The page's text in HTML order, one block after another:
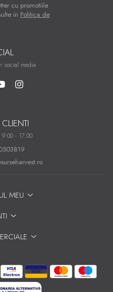
cu promotiile
in Politica de
social media
- 17:00
MEU